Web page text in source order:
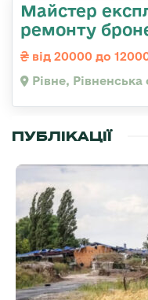
Майстер
ремонту
від 20000 до
Рівне, Рівненська
ПУБЛІКАЦІЇ